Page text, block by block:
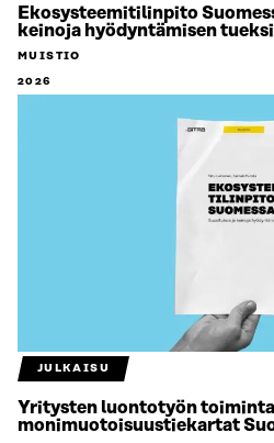
Ekosysteemitilinpito
keinoja hyödyntämisen tueksi
MUISTIO
2026
JULKAISU
Yritysten luontotyön
monimuotoisuustiekartat